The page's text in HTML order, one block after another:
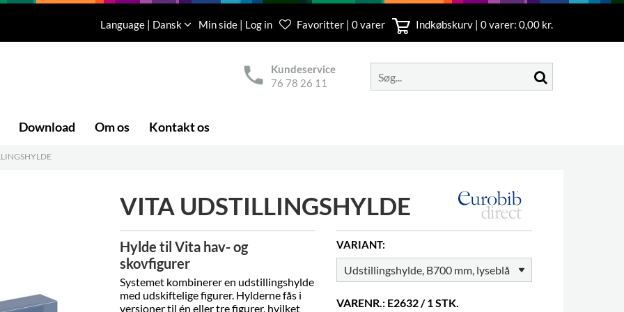
Language | Dansk Min side | Log in Favoritter | 0 varer Indkøbskurv | 0varer: 0,00 kr.
Kundeservice
76 78 26 11
Download Om os Kontakt os
VITA UDSTILLINGSHYLDE
Hylde til Vita hav- og
skovfigurer
Systemet kombinerer en udstillingshylde
med udskiftelige figurer. Hylderne fås i
versioner til én eller tre figurer, hvilket
VARIANT:
VARENR.: E2632 / 1 STK.